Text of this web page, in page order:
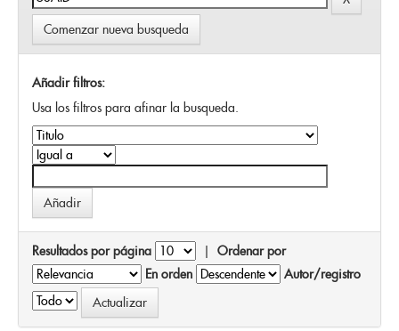
Comenzar nueva busqueda
Añadir filtros:
Usa los filtros para afinar la busqueda.
Resultados por página | Ordenar por
En orden
Autor/registro